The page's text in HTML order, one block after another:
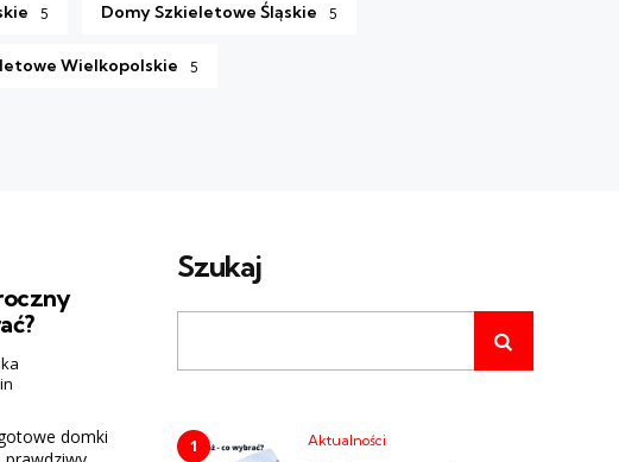
5 Domy Szkieletowe Śląskie 5
Wielkopolskie 5
domki
Szukaj
Aktualności